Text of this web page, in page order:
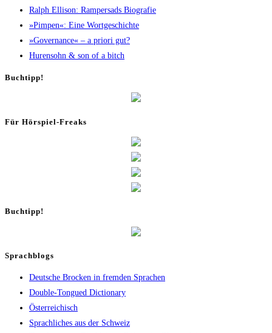
Ralph Elli­son: Ram­pers­ads Biografie
»Pim­pen«: Eine Wortgeschichte
»Gover­nan­ce« – a prio­ri gut?
Huren­sohn & son of a bitch
Buch­tipp!
Für Hör­spiel-Freaks
Buch­tipp!
Sprachblogs
Deutsche Brocken in fremden Sprachen
Double-Tongued Dictionary
Österreichisch
Sprachliches aus der Schweiz